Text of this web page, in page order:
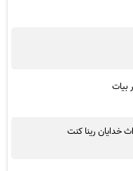
بیات
خدایان رینا کنت